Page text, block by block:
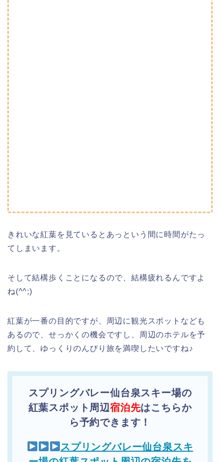
きれいな紅葉を見ているとあっという間に時間がたっ
てしまいます。
そして結構歩くことになるので、結構疲れるんですよ
ね(^^;)
紅葉が一番の目的ですが、周辺に観光スポットなども
あるので、せっかくの機会ですし、周辺のホテルを予
約して、ゆっくりのんびり旅を満喫したいですね♪
スプリングバレー仙台泉スキー場の
紅葉スポット周辺宿泊先はこちらか
ら予約できます！
スプリングバレー仙台泉スキ